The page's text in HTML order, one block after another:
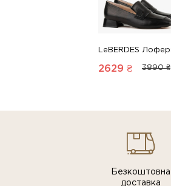
2629 ₴ 3890 ₴
Безкоштовна
доставка